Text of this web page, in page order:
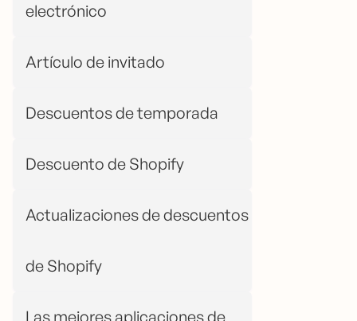
electrónico
Artículo de invitado
Descuentos de temporada
Descuento de Shopify
Actualizaciones de descuentos
de Shopify
Las mejores aplicaciones de